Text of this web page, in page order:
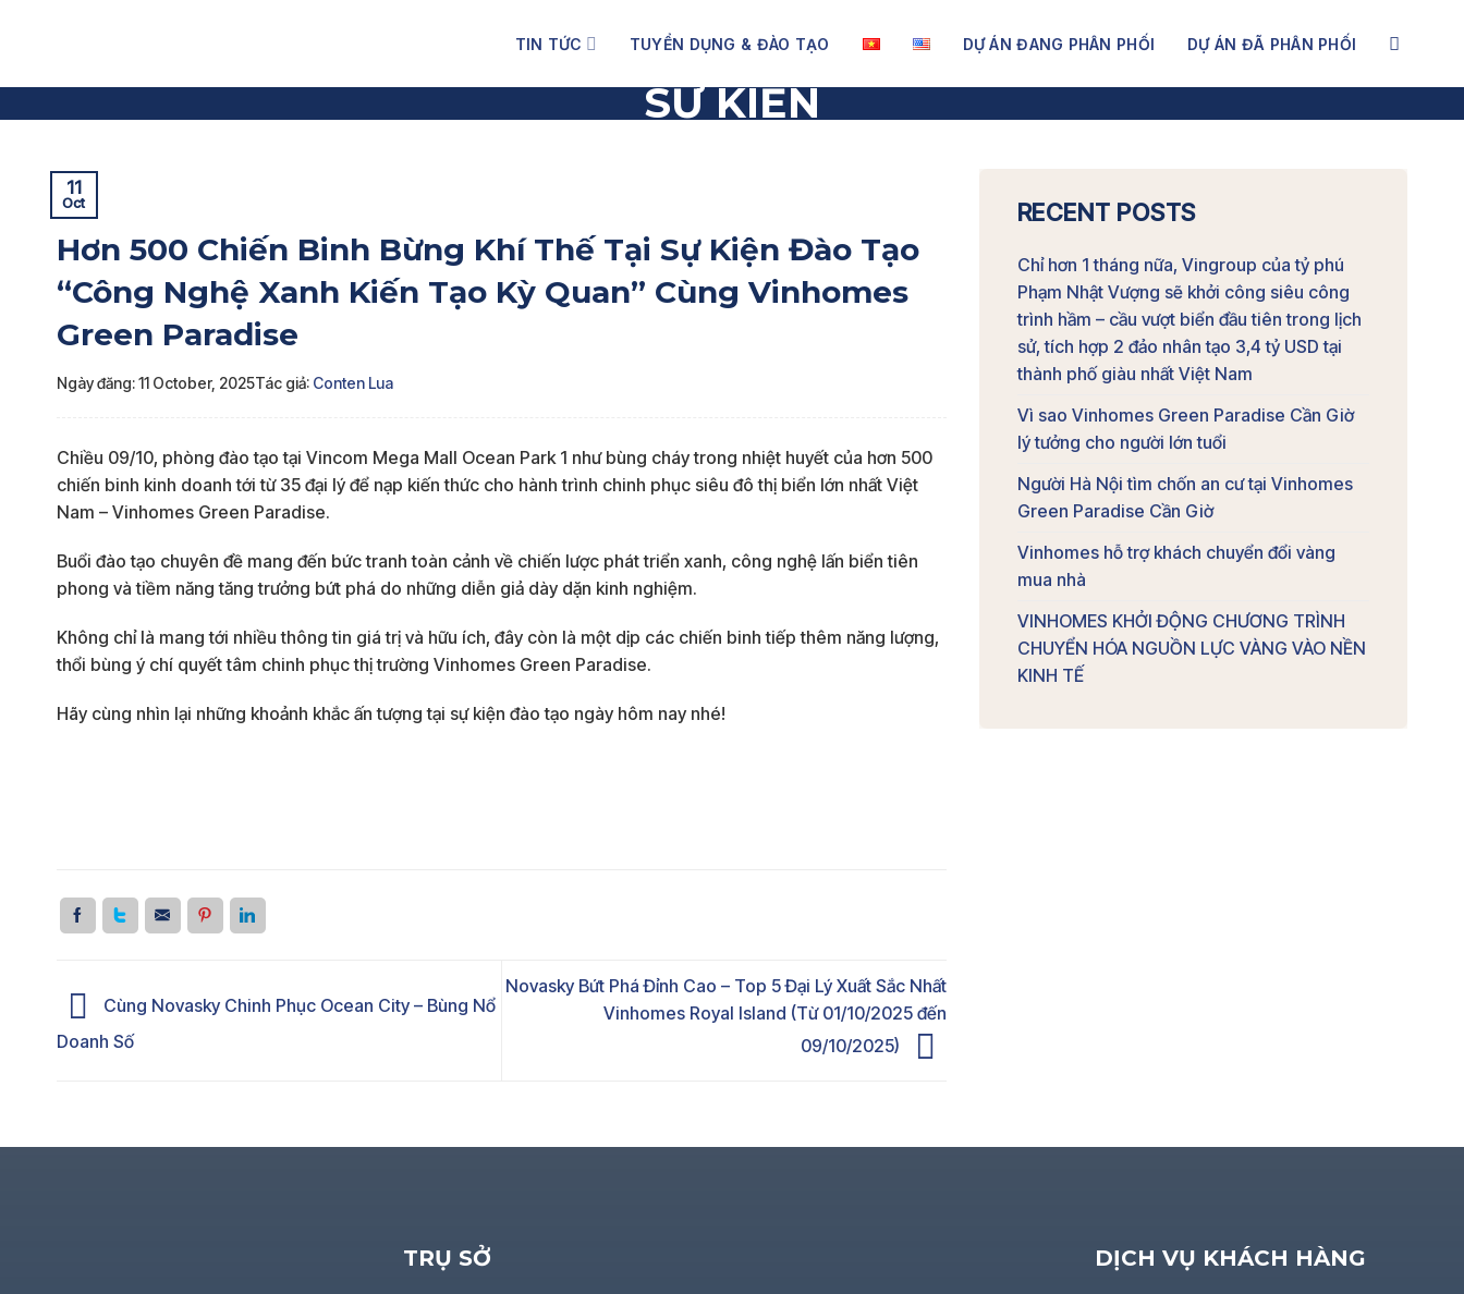
TIN TỨC TUYỂN DỤNG & ĐÀO TẠO DỰ ÁN ĐANG PHÂN PHỐI DỰ ÁN ĐÃ PHÂN PHỐI
SỰ KIỆN
11
Oct
Hơn 500 Chiến Binh Bừng Khí Thế Tại Sự Kiện Đào Tạo
“Công Nghệ Xanh Kiến Tạo Kỳ Quan” Cùng Vinhomes
Green Paradise
Ngày đăng: 11 October, 2025Tác giả: Conten Lua
Chiều 09/10, phòng đào tạo tại Vincom Mega Mall Ocean Park 1 như bùng cháy trong nhiệt huyết của hơn 500
chiến binh kinh doanh tới từ 35 đại lý để nạp kiến thức cho hành trình chinh phục siêu đô thị biển lớn nhất Việt
Nam – Vinhomes Green Paradise.
Buổi đào tạo chuyên đề mang đến bức tranh toàn cảnh về chiến lược phát triển xanh, công nghệ lấn biển tiên
phong và tiềm năng tăng trưởng bứt phá do những diễn giả dày dặn kinh nghiệm.
Không chỉ là mang tới nhiều thông tin giá trị và hữu ích, đây còn là một dịp các chiến binh tiếp thêm năng lượng,
thổi bùng ý chí quyết tâm chinh phục thị trường Vinhomes Green Paradise.
Hãy cùng nhìn lại những khoảnh khắc ấn tượng tại sự kiện đào tạo ngày hôm nay nhé!
Cùng Novasky Chinh Phục Ocean City – Bùng Nổ
Doanh Số
Novasky Bứt Phá Đỉnh Cao – Top 5 Đại Lý Xuất Sắc Nhất
Vinhomes Royal Island (Từ 01/10/2025 đến
09/10/2025)
RECENT POSTS
Chỉ hơn 1 tháng nữa, Vingroup của tỷ phú
Phạm Nhật Vượng sẽ khởi công siêu công
trình hầm – cầu vượt biển đầu tiên trong lịch
sử, tích hợp 2 đảo nhân tạo 3,4 tỷ USD tại
thành phố giàu nhất Việt Nam
Vì sao Vinhomes Green Paradise Cần Giờ
lý tưởng cho người lớn tuổi
Người Hà Nội tìm chốn an cư tại Vinhomes
Green Paradise Cần Giờ
Vinhomes hỗ trợ khách chuyển đổi vàng
mua nhà
VINHOMES KHỞI ĐỘNG CHƯƠNG TRÌNH
CHUYỂN HÓA NGUỒN LỰC VÀNG VÀO NỀN
KINH TẾ
TRỤ SỞ DỊCH VỤ KHÁCH HÀNG